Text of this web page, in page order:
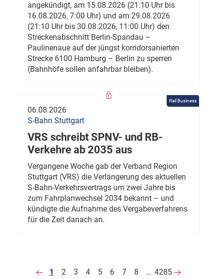
angekündigt, am 15.08.2026 (21:10 Uhr bis
16.08.2026, 7:00 Uhr) und am 29.08.2026
(21:10 Uhr bis 30.08.2026, 11:00 Uhr) den
Streckenabschnitt Berlin-Spandau –
Paulinenaue auf der jüngst korridorsanierten
Strecke 6100 Hamburg – Berlin zu sperren
(Bahnhöfe sollen anfahrbar bleiben).
Rail Business
06.08.2026
S-Bahn Stuttgart
VRS schreibt SPNV- und RB-
Verkehre ab 2035 aus
Vergangene Woche gab der Verband Region
Stuttgart (VRS) die Verlängerung des aktuellen
S-Bahn-Verkehrsvertrags um zwei Jahre bis
zum Fahrplanwechsel 2034 bekannt – und
kündigte die Aufnahme des Vergabeverfahrens
für die Zeit danach an.
1 2 3 4 5 6 7 8 … 4285